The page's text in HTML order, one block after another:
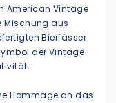
American Vintage
Mischung aus
Bierfässer
der Vintage-
Hommage an das